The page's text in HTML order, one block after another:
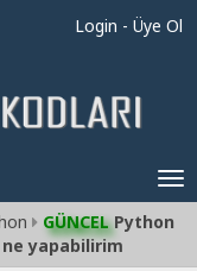
Login - Üye Ol
GÜNCELPython
yapabilirim